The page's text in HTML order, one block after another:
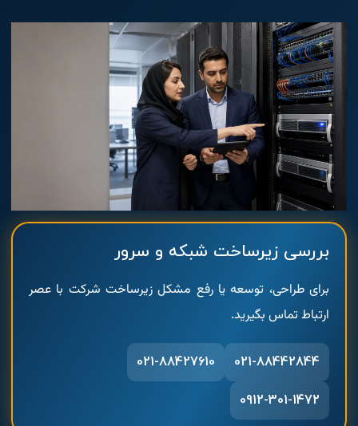
بررسی زیرساخت شبکه و سرور
برای طراحی، توسعه یا رفع مشکل زیرساخت شرکت با عصر
ارتباط تماس بگیرید.
021-88442844
021-88427610
0912-301-1472